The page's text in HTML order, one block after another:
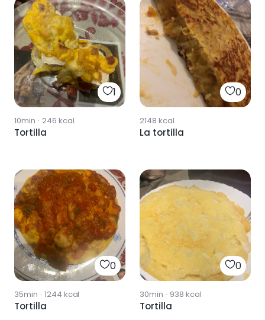
1
10min · 246 kcal
Tortilla
0
2148 kcal
La tortilla
0
35min · 1244 kcal
Tortilla
0
30min · 938 kcal
Tortilla